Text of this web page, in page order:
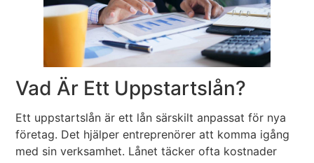
Vad Är Ett Uppstartslån?
Ett uppstartslån är ett lån särskilt anpassat för nya
företag. Det hjälper entreprenörer att komma igång
med sin verksamhet. Lånet täcker ofta kostnader